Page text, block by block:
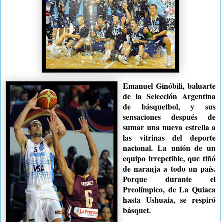
Emanuel Ginóbili, baluarte
de la Selección Argentina
de básquetbol, y sus
sensaciones después de
sumar una nueva estrella a
las vitrinas del deporte
nacional. La unión de un
equipo irrepetible, que tiñó
de naranja a todo un país.
Porque durante el
Preolímpico, de La Quiaca
hasta Ushuaia, se respiró
básquet.